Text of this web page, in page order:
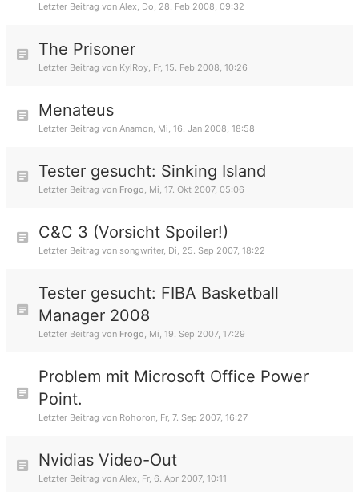
Letzter Beitrag von Alex, Do, 28. Feb 2008, 09:32
The Prisoner
Letzter Beitrag von KylRoy, Fr, 15. Feb 2008, 10:26
Menateus
Letzter Beitrag von Anamon, Mi, 16. Jan 2008, 18:58
Tester gesucht: Sinking Island
Letzter Beitrag von Frogo, Mi, 17. Okt 2007, 05:06
C&C 3 (Vorsicht Spoiler!)
Letzter Beitrag von songwriter, Di, 25. Sep 2007, 18:22
Tester gesucht: FIBA Basketball
Manager 2008
Letzter Beitrag von Frogo, Mi, 19. Sep 2007, 17:29
Problem mit Microsoft Office Power
Point.
Letzter Beitrag von Rohoron, Fr, 7. Sep 2007, 16:27
Nvidias Video-Out
Letzter Beitrag von Alex, Fr, 6. Apr 2007, 10:11